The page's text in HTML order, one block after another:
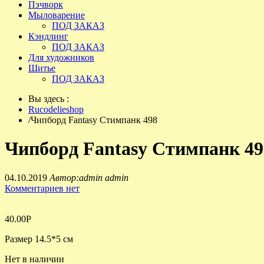
Пэчворк
Мыловарение
ПОД ЗАКАЗ
Кэндлинг
ПОД ЗАКАЗ
Для художников
Шитье
ПОД ЗАКАЗ
Вы здесь :
Rucodelieshop
/Чипборд Fantasy Стимпанк 498
Чипборд Fantasy Стимпанк
04.10.2019 Автор:admin admin
Комментариев нет
40.00Р
Размер 14.5*5 см
Нет в наличии